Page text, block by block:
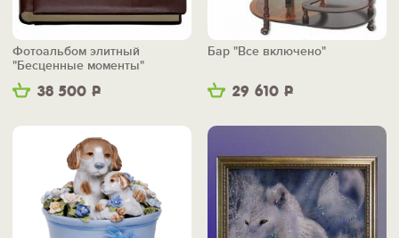
38 500 Р
Фотоальбом элитный
"Бесценные моменты"
29 610 Р
Бар "Все включено"